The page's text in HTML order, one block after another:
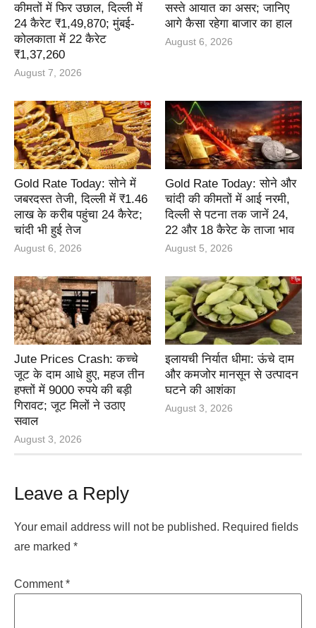
कीमतों में फिर उछाल, दिल्ली में
24 कैरेट ₹1,49,870; मुंबई-
कोलकाता में 22 कैरेट
₹1,37,260
August 7, 2026
सस्ते आयात का असर; जानिए
आगे कैसा रहेगा बाजार का हाल
August 6, 2026
Gold Rate Today: सोने में
जबरदस्त तेजी, दिल्ली में ₹1.46
लाख के करीब पहुंचा 24 कैरेट;
चांदी भी हुई तेज
August 6, 2026
Gold Rate Today: सोने और
चांदी की कीमतों में आई नरमी,
दिल्ली से पटना तक जानें 24,
22 और 18 कैरेट के ताजा भाव
August 5, 2026
Jute Prices Crash: कच्चे
जूट के दाम आधे हुए, महज तीन
हफ्तों में 9000 रुपये की बड़ी
गिरावट; जूट मिलों ने उठाए
सवाल
August 3, 2026
इलायची निर्यात धीमा: ऊंचे दाम
और कमजोर मानसून से उत्पादन
घटने की आशंका
August 3, 2026
Leave a Reply
Your email address will not be published. Required fields
are marked *
Comment*